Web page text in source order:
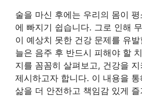
술을 마신 후에는 우리의 몸이
에 빠지기 쉽습니다. 그로 인해
이 예상치 못한 건강 문제를 유
늘은 음주 후 반드시 피해야 할
지를 꼼꼼히 살펴보고, 건강을
제시하고자 합니다. 이 내용을
삶을 더 안전하고 책임감 있게